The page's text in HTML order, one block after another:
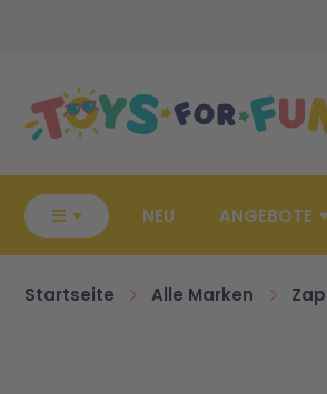
☰ NEU ANGEBOTE
Startseite Alle Marken